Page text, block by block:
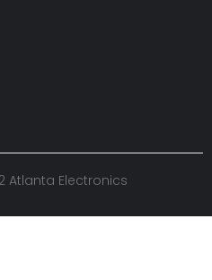
Atlanta Electronics